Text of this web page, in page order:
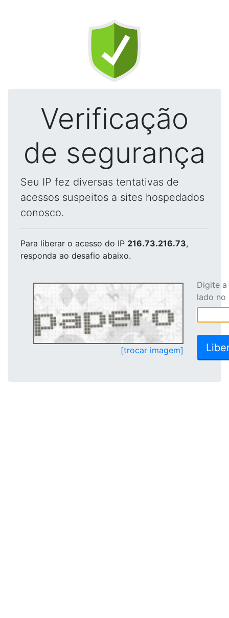
Verificação
de segurança
Seu IP fez diversas tentativas de
acessos suspeitos a sites hospedados
conosco.
Para liberar o acesso do IP 216.73.216.73,
responda ao desafio abaixo.
[trocar imagem]
Digite
lado no